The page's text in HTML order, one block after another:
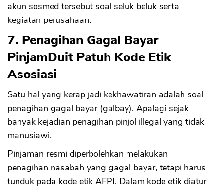
akun sosmed tersebut soal seluk beluk serta
kegiatan perusahaan.
7. Penagihan Gagal Bayar
PinjamDuit Patuh Kode Etik
Asosiasi
Satu hal yang kerap jadi kekhawatiran adalah soal
penagihan gagal bayar (galbay). Apalagi sejak
banyak kejadian penagihan pinjol illegal yang tidak
manusiawi.
Pinjaman resmi diperbolehkan melakukan
penagihan nasabah yang gagal bayar, tetapi harus
tunduk pada kode etik AFPI. Dalam kode etik diatur